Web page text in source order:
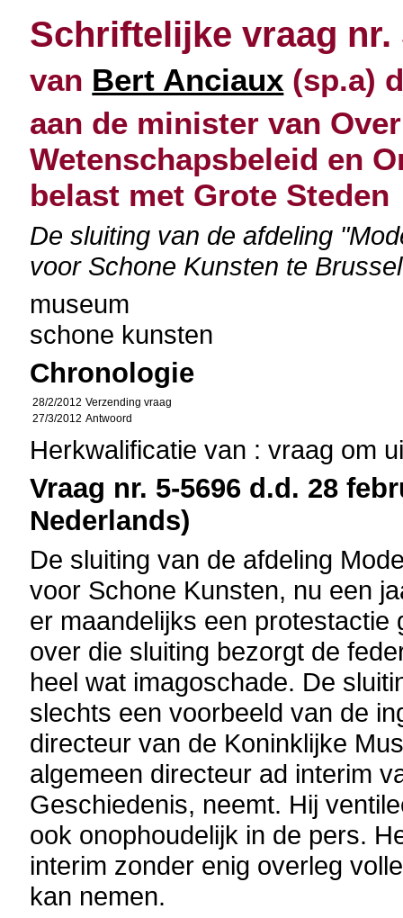
Schriftelijke vraag nr.
van Bert Anciaux (sp.a)
aan de minister van
Wetenschapsbeleid en
belast met Grote Steden
De sluiting van de afdeling
voor Schone Kunsten te Brussel
museum
schone kunsten
Chronologie
28/2/2012 Verzending vraag
27/3/2012 Antwoord
Herkwalificatie van : vraag om
Vraag nr. 5-5696 d.d. 28
Nederlands)
De sluiting van de afdeling
voor Schone Kunsten, nu een
er maandelijks een
over die sluiting bezorgt de
heel wat imagoschade. De
slechts een voorbeeld van de
directeur van de Koninklijke
algemeen directeur ad interim
Geschiedenis, neemt. Hij
ook onophoudelijk in de pers.
interim zonder enig overleg
kan nemen.